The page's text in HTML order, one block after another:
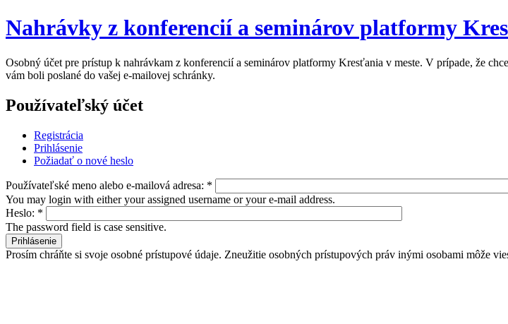
Nahrávky z konferencií a seminárov platformy
Osobný účet pre prístup k nahrávkam z konferencií a seminárov platformy Kresťania v meste. V prípade, že
vám boli poslané do vašej e-mailovej schránky.
Používateľský účet
Registrácia
Prihlásenie
Požiadať o nové heslo
Používateľské meno alebo e-mailová adresa: *
You may login with either your assigned username or your e-mail address.
Heslo: *
The password field is case sensitive.
Prosím chráňte si svoje osobné prístupové údaje. Zneužitie osobných prístupových práv inými osobami môže